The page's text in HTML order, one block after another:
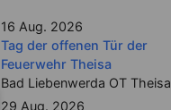
16 Aug. 2026
Tag der offenen Tür der
Feuerwehr Theisa
Bad Liebenwerda OT Theisa
29 Aug. 2026